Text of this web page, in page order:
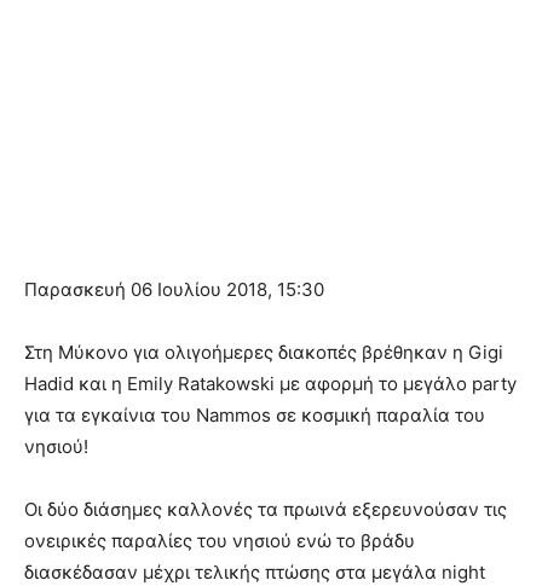
Παρασκευή 06 Ιουλίου 2018, 15:30
Στη Μύκονο για ολιγοήμερες διακοπές βρέθηκαν η Gigi
Hadid και η Emily Ratakowski με αφορμή το μεγάλο party
για τα εγκαίνια του Nammos σε κοσμική παραλία του
νησιού!
Οι δύο διάσημες καλλονές τα πρωινά εξερευνούσαν τις
ονειρικές παραλίες του νησιού ενώ το βράδυ
διασκέδασαν μέχρι τελικής πτώσης στα μεγάλα night